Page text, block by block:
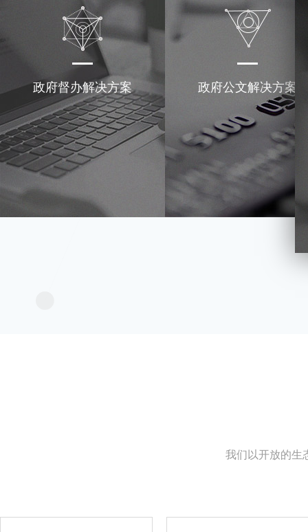
政府督办解决方案 政府公文解决方案
我们以开放的生